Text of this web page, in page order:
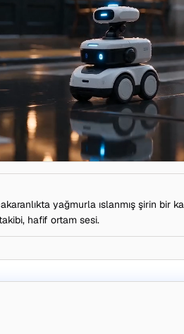
yağmurla ıslanmış şirin bir
hafif ortam sesi.